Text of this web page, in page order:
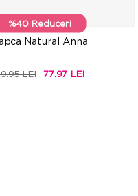
%40 Reduceri
Natural Anna
LEI 77.97 LEI